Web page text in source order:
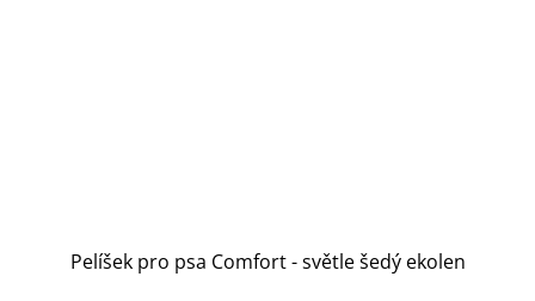
Pelíšek pro psa Comfort - světle šedý ekolen